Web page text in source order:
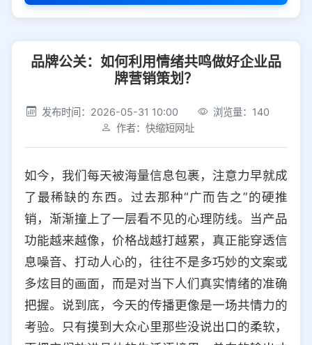
访问密码
社交平台 电商平台
选择防红平台类型，避免链接被拦截
平台设置
iOS Android PC 其他
选择允许访问的平台类型
品牌公关：如何利用情绪共鸣做好企业品
牌营销策划？
发布时间：2026-05-31 10:00
浏览量：140
作者：快缩短网址
如今，我们每天被海量信息包裹，注意力早就成
了最稀缺的东西。过去那种“广而告之”的硬推
销，渐渐撞上了一层看不见的心理防线。当产品
功能越来越像，价格战越打越累，真正能穿透信
息噪音、打动人心的，往往不是多巧妙的文案或
多炫目的画面，而是对当下人们真实情绪的准确
把握。说到底，今天的传播更像是一场共情力的
考验。只有摸到大众心里那些没说出口的柔软，